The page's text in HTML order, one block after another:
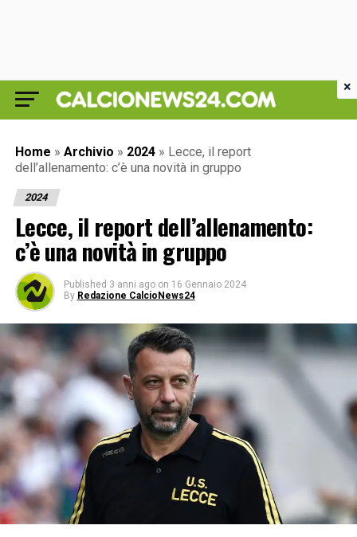
Home » Archivio » 2024 » Lecce, il report
dell’allenamento: c’è una novità in gruppo
2024
Lecce, il report dell’allenamento:
c’è una novità in gruppo
Published 3 anni ago on 16 Gennaio 2024
By Redazione CalcioNews24
×